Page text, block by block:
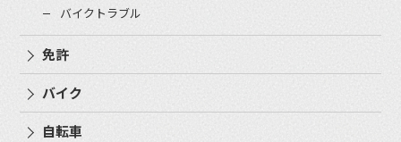
バイクトラブル
免許
バイク
自転車